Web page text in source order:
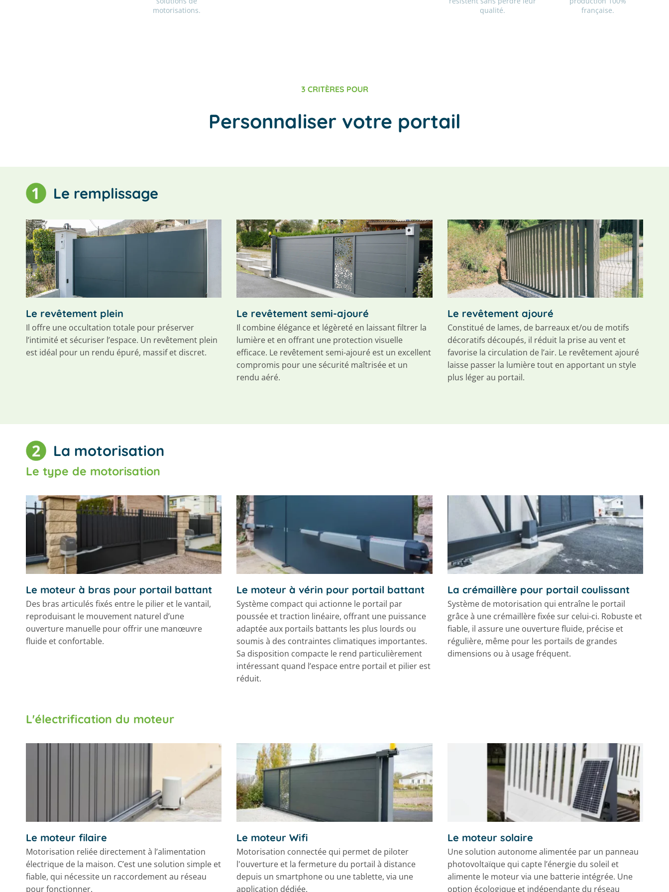
motorisations.
qualité.
française.
3 CRITÈRES POUR
Personnaliser votre portail
Le remplissage
Le revêtement plein
Il offre une occultation totale pour préserver
l’intimité et sécuriser l’espace. Un revêtement plein
est idéal pour un rendu épuré, massif et discret.
Le revêtement semi-ajouré
Il combine élégance et légèreté en laissant filtrer la
lumière et en offrant une protection visuelle
efficace. Le revêtement semi-ajouré est un excellent
compromis pour une sécurité maîtrisée et un
rendu aéré.
Le revêtement ajouré
Constitué de lames, de barreaux et/ou de motifs
décoratifs découpés, il réduit la prise au vent et
favorise la circulation de l’air. Le revêtement ajouré
laisse passer la lumière tout en apportant un style
plus léger au portail.
La motorisation
Le type de motorisation
Le moteur à bras pour portail battant
Des bras articulés fixés entre le pilier et le vantail,
reproduisant le mouvement naturel d’une
ouverture manuelle pour offrir une manœuvre
fluide et confortable.
Le moteur à vérin pour portail battant
Système compact qui actionne le portail par
poussée et traction linéaire, offrant une puissance
adaptée aux portails battants les plus lourds ou
soumis à des contraintes climatiques importantes.
Sa disposition compacte le rend particulièrement
intéressant quand l’espace entre portail et pilier est
réduit.
La crémaillère pour portail coulissant
Système de motorisation qui entraîne le portail
grâce à une crémaillère fixée sur celui-ci. Robuste et
fiable, il assure une ouverture fluide, précise et
régulière, même pour les portails de grandes
dimensions ou à usage fréquent.
L'électrification du moteur
Le moteur filaire
Motorisation reliée directement à l’alimentation
électrique de la maison. C’est une solution simple et
fiable, qui nécessite un raccordement au réseau
pour fonctionner.
Le moteur Wifi
Motorisation connectée qui permet de piloter
l'ouverture et la fermeture du portail à distance
depuis un smartphone ou une tablette, via une
application dédiée.
Le moteur solaire
Une solution autonome alimentée par un panneau
photovoltaïque qui capte l’énergie du soleil et
alimente le moteur via une batterie intégrée. Une
option écologique et indépendante du réseau